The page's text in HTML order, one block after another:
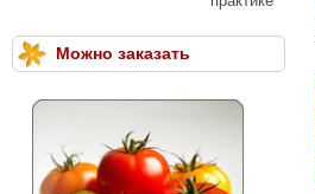
Можно заказать